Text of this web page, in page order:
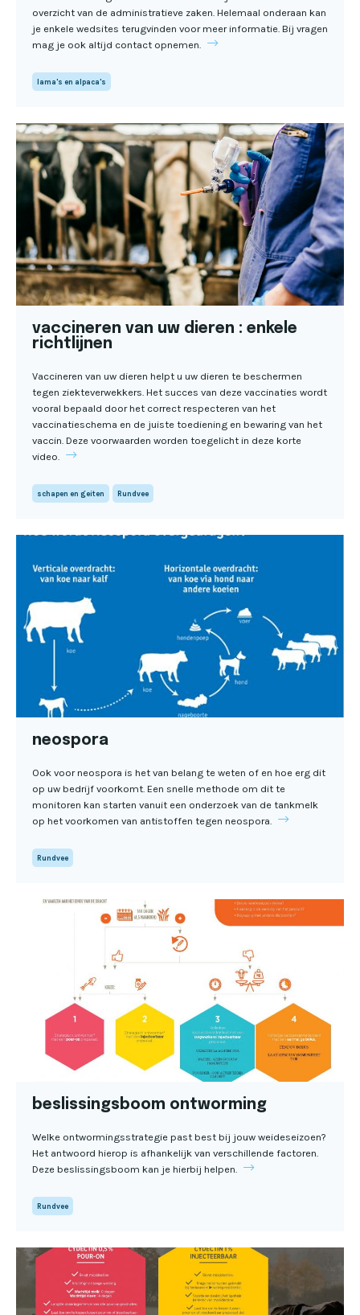
overzicht van de administratieve zaken. Helemaal onderaan kan
je enkele wedsites terugvinden voor meer informatie. Bij vragen
mag je ook altijd contact opnemen.
lama's en alpaca's
vaccineren van uw dieren : enkele
richtlijnen
Vaccineren van uw dieren helpt u uw dieren te beschermen
tegen ziekteverwekkers. Het succes van deze vaccinaties wordt
vooral bepaald door het correct respecteren van het
vaccinatieschema en de juiste toediening en bewaring van het
vaccin. Deze voorwaarden worden toegelicht in deze korte
video.
schapen en geiten Rundvee
neospora
Ook voor neospora is het van belang te weten of en hoe erg dit
op uw bedrijf voorkomt. Een snelle methode om dit te
monitoren kan starten vanuit een onderzoek van de tankmelk
op het voorkomen van antistoffen tegen neospora.
Rundvee
beslissingsboom ontworming
Welke ontwormingsstrategie past best bij jouw weideseizoen?
Het antwoord hierop is afhankelijk van verschillende factoren.
Deze beslissingsboom kan je hierbij helpen.
Rundvee